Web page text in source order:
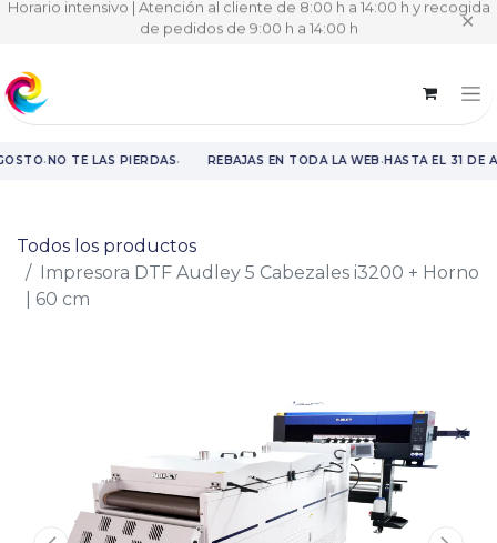
Horario intensivo | Atención al cliente de 8:00 h a 14:00 h y recogida
de pedidos de 9:00 h a 14:00 h
✕
·NO TE LAS PIERDAS· REBAJAS EN TODA LA WEB·HASTA EL 31 DE
Todos los productos
Impresora DTF Audley 5 Cabezales i3200 + Horno
| 60 cm